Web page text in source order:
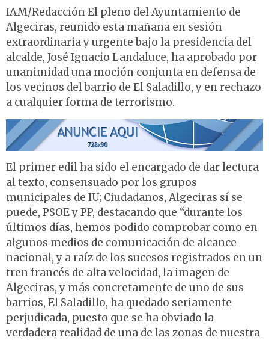
IAM/Redacción El pleno del Ayuntamiento de
Algeciras, reunido esta mañana en sesión
extraordinaria y urgente bajo la presidencia del
alcalde, José Ignacio Landaluce, ha aprobado por
unanimidad una moción conjunta en defensa de
los vecinos del barrio de El Saladillo, y en rechazo
a cualquier forma de terrorismo.
El primer edil ha sido el encargado de dar lectura
al texto, consensuado por los grupos
municipales de IU; Ciudadanos, Algeciras sí se
puede, PSOE y PP, destacando que “durante los
últimos días, hemos podido comprobar como en
algunos medios de comunicación de alcance
nacional, y a raíz de los sucesos registrados en un
tren francés de alta velocidad, la imagen de
Algeciras, y más concretamente de uno de sus
barrios, El Saladillo, ha quedado seriamente
perjudicada, puesto que se ha obviado la
verdadera realidad de una de las zonas de nuestra